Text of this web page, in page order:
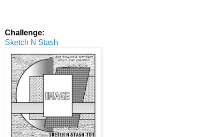
Challenge:
Sketch N Stash